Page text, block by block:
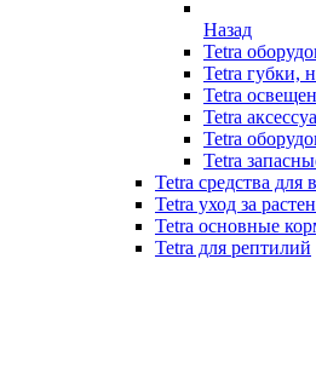
Назад
Tetra
Tetra губки,
Tetra
Tetra
Tetra
Tetra
Tetra средства для
Tetra уход за
Tetra основные
Tetra для рептилий